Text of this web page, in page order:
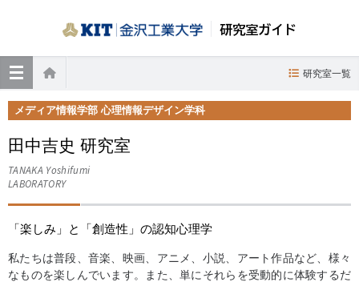
研究室ガイド
ホーム
研究室一覧
メディア情報学部 心理情報デザイン学科
田中吉史 研究室
TANAKA Yoshifumi
LABORATORY
「楽しみ」と「創造性」の認知心理学
私たちは普段、音楽、映画、アニメ、小説、アート作品など、様々
なものを楽しんでいます。また、単にそれらを受動的に体験するだ